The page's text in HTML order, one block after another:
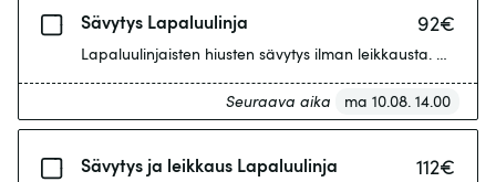
Sävytys Lapaluulinja 92€
Lapaluulinjaisten hiusten sävytys ilman leikkausta.
Seuraava aika ma 10.08. 14.00
Sävytys ja leikkaus Lapaluulinja 112€